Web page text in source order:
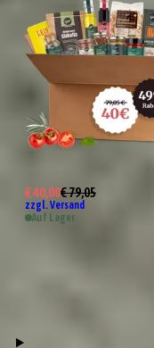
€ 40,00€ 79,05
zzgl. Versand
Auf Lager